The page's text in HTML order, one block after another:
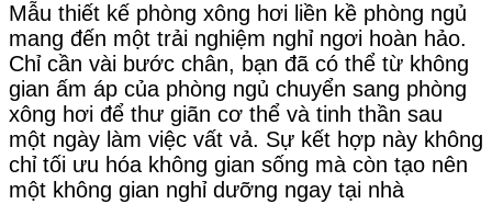
Mẫu thiết kế phòng xông hơi liền kề phòng ngủ
mang đến một trải nghiệm nghỉ ngơi hoàn hảo.
Chỉ cần vài bước chân, bạn đã có thể từ không
gian ấm áp của phòng ngủ chuyển sang phòng
xông hơi để thư giãn cơ thể và tinh thần sau
một ngày làm việc vất vả. Sự kết hợp này không
chỉ tối ưu hóa không gian sống mà còn tạo nên
một không gian nghỉ dưỡng ngay tại nhà